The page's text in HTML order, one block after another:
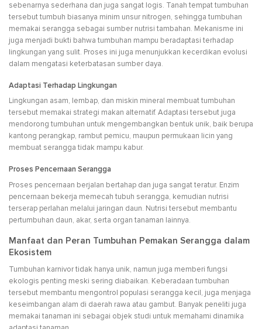
sebenarnya sederhana dan juga sangat logis. Tanah tempat tumbuhan
tersebut tumbuh biasanya minim unsur nitrogen, sehingga tumbuhan
memakai serangga sebagai sumber nutrisi tambahan. Mekanisme ini
juga menjadi bukti bahwa tumbuhan mampu beradaptasi terhadap
lingkungan yang sulit. Proses ini juga menunjukkan kecerdikan evolusi
dalam mengatasi keterbatasan sumber daya.
Adaptasi Terhadap Lingkungan
Lingkungan asam, lembap, dan miskin mineral membuat tumbuhan
tersebut memakai strategi makan alternatif. Adaptasi tersebut juga
mendorong tumbuhan untuk mengembangkan bentuk unik, baik berupa
kantong perangkap, rambut pemicu, maupun permukaan licin yang
membuat serangga tidak mampu kabur.
Proses Pencernaan Serangga
Proses pencernaan berjalan bertahap dan juga sangat teratur. Enzim
pencernaan bekerja memecah tubuh serangga, kemudian nutrisi
terserap perlahan melalui jaringan daun. Nutrisi tersebut membantu
pertumbuhan daun, akar, serta organ tanaman lainnya.
Manfaat dan Peran Tumbuhan Pemakan Serangga dalam
Ekosistem
Tumbuhan karnivor tidak hanya unik, namun juga memberi fungsi
ekologis penting meski sering diabaikan. Keberadaan tumbuhan
tersebut membantu mengontrol populasi serangga kecil, juga menjaga
keseimbangan alam di daerah rawa atau gambut. Banyak peneliti juga
memakai tanaman ini sebagai objek studi untuk memahami dinamika